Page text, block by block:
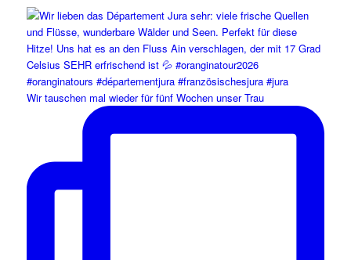
Wir tauschen mal wieder für fünf Wochen unser Trau